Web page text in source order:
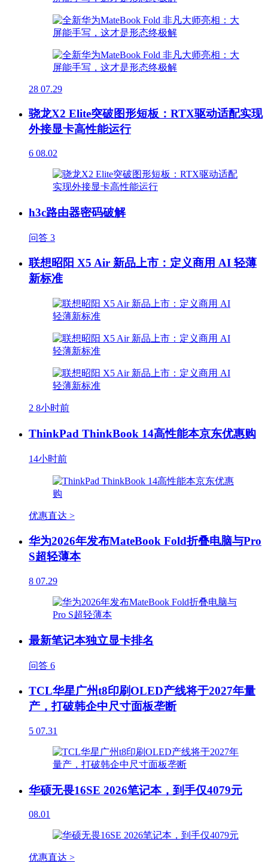
28 07.29
骁龙X2 Elite突破图形短板：RTX驱动适配实现
外接显卡高性能运行
6 08.02
h3c路由器密码破解
问答 3
联想昭阳 X5 Air 新品上市：定义商用 AI 轻薄
新标准
2 8小时前
ThinkPad ThinkBook 14高性能本京东优惠购
14小时前
优惠直达 >
华为2026年发布MateBook Fold折叠电脑与Pro
S超轻薄本
8 07.29
最新笔记本独立显卡排名
问答 6
TCL华星广州t8印刷OLED产线将于2027年量
产，打破韩企中尺寸面板垄断
5 07.31
华硕无畏16SE 2026笔记本，到手仅4079元
08.01
优惠直达 >